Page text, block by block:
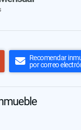
Recomendar
por correo